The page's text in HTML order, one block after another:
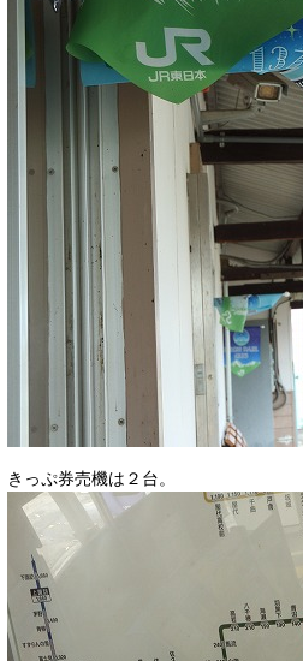
きっぷ券売機は２台。